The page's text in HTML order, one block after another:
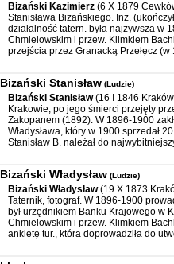
Bizański Kazimierz (6 X 1879
Stanisława Bizańskiego. Inż.
działalność tatern. była najżywsza w
Chmielowskim i przew. Klimkiem
przejścia przez Granacką Przełęcz
Bizański Stanisław (Ludzie)
Bizański Stanisław(16 I 1846 Kraków
Krakowie, po jego śmierci przejęty
Zakopanem (1892). W 1896-1900
Władysława, który w 1900 sprzedał
Stanisław B. należał do
Bizański Władysław (Ludzie)
Bizański Władysław(19 X 1873
Taternik, fotograf. W 1896-1900
był urzędnikiem Banku Krajowego w
Chmielowskim i przew. Klimkiem
ankietę tur., która doprowadziła do